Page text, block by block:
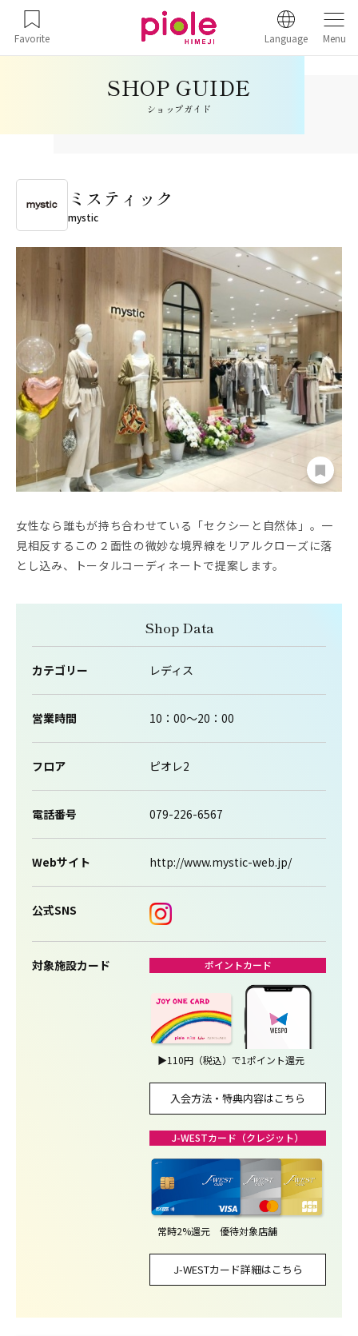
Favorite Language Menu
ショップガイド
ミスティック
mystic
女性なら誰もが持ち合わせている「セクシーと自然体」。一
見相反するこの２面性の微妙な境界線をリアルクローズに落
とし込み、トータルコーディネートで提案します。
Shop Data
カテゴリー レディス
営業時間 10：00～20：00
フロア ピオレ2
電話番号 079-226-6567
Webサイト http://www.mystic-web.jp/
公式SNS
対象施設カード ポイントカード
▶110円（税込）で1ポイント還元
入会方法・特典内容はこちら
J-WESTカード（クレジット）
常時2%還元 優待対象店舗
J-WESTカード詳細はこちら